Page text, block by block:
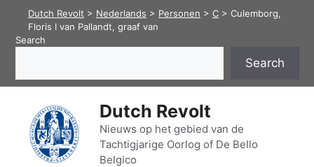
content
Dutch Revolt > Nederlands > Personen > C > Culemborg,
Floris I van Pallandt, graaf van
Search
Search
Dutch Revolt
Nieuws op het gebied van de
Tachtigjarige Oorlog of De Bello
Belgico